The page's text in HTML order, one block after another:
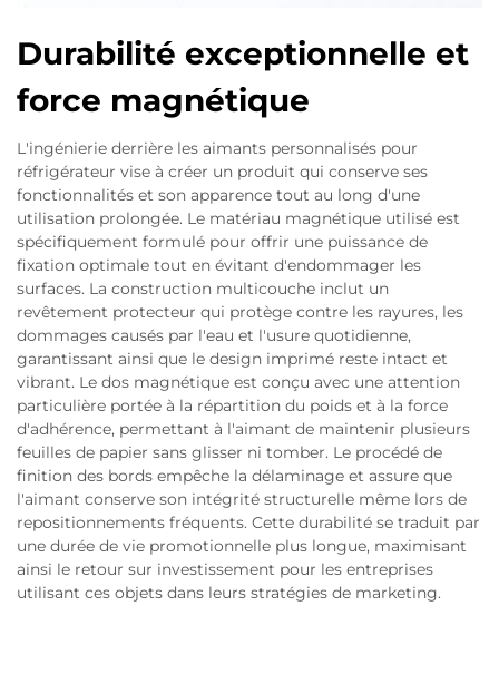
Durabilité exceptionnelle et
force magnétique
L'ingénierie derrière les aimants personnalisés pour
réfrigérateur vise à créer un produit qui conserve ses
fonctionnalités et son apparence tout au long d'une
utilisation prolongée. Le matériau magnétique utilisé est
spécifiquement formulé pour offrir une puissance de
fixation optimale tout en évitant d'endommager les
surfaces. La construction multicouche inclut un
revêtement protecteur qui protège contre les rayures, les
dommages causés par l'eau et l'usure quotidienne,
garantissant ainsi que le design imprimé reste intact et
vibrant. Le dos magnétique est conçu avec une attention
particulière portée à la répartition du poids et à la force
d'adhérence, permettant à l'aimant de maintenir plusieurs
feuilles de papier sans glisser ni tomber. Le procédé de
finition des bords empêche la délaminage et assure que
l'aimant conserve son intégrité structurelle même lors de
repositionnements fréquents. Cette durabilité se traduit par
une durée de vie promotionnelle plus longue, maximisant
ainsi le retour sur investissement pour les entreprises
utilisant ces objets dans leurs stratégies de marketing.